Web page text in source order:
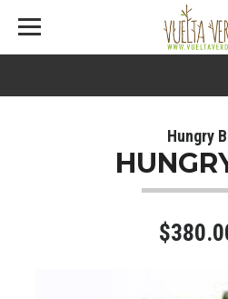
Hungry